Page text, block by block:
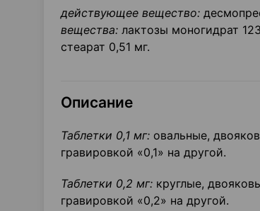
действующее вещество:
вещества: лактозы моногидрат
стеарат 0,51 мг.
Описание
Таблетки 0,1 мг: овальные,
гравировкой «0,1» на другой.
Таблетки 0,2 мг: круглые,
гравировкой «0,2» на другой.